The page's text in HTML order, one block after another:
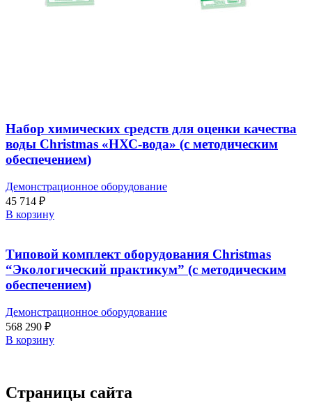
Набор химических средств для оценки качества
воды Christmas «НХС-вода» (с методическим
обеспечением)
Демонстрационное оборудование
45 714 ₽
В корзину
Типовой комплект оборудования Christmas
“Экологический практикум” (с методическим
обеспечением)
Демонстрационное оборудование
568 290 ₽
В корзину
Страницы сайта